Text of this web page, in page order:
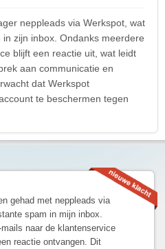
neppleads via Werkspot, wat
zijn inbox. Ondanks meerdere
blijft een reactie uit, wat leidt
aan communicatie en
dat Werkspot
te beschermen tegen
gehad met neppleads via
spam in mijn inbox.
naar de klantenservice
reactie ontvangen. Dit